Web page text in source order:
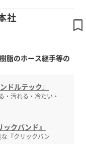
社
脂のホース継手等の
ドルテック』
・汚れる・冷たい・
クバンド』
『クリックバン